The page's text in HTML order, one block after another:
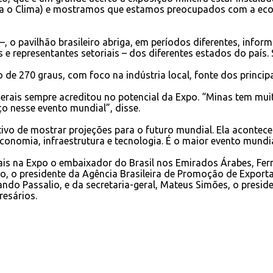
o Clima) e mostramos que estamos preocupados com a
o pavilhão brasileiro abriga, em períodos diferentes,
representantes setoriais – dos diferentes estados do
270 graus, com foco na indústria local, fonte dos
sempre acreditou no potencial da Expo. “Minas tem
nesse evento mundial”, disse.
de mostrar projeções para o futuro mundial. Ela
infraestrutura e tecnologia. É o maior evento
na Expo o embaixador do Brasil nos Emirados Árabes,
o presidente da Agência Brasileira de Promoção de
Passalio, e da secretaria-geral, Mateus Simões, o